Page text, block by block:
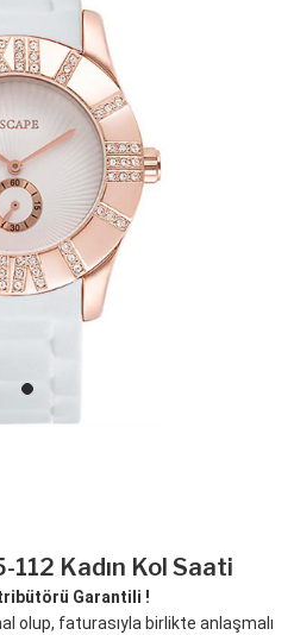
112 Kadın Kol Saati
Garantili !
olup, faturasıyla birlikte anlaşmalı